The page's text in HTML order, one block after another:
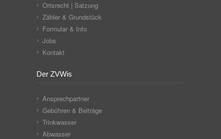
Ortsrecht | Satzung
Zähler & Grundstück
Formular & Info
Jobs
Kontakt
Der ZVWis
Ansprechpartner
Gebühren & Beiträge
Trinkwasser
Abwasser